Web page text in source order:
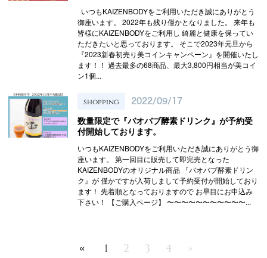
いつもKAIZENBODYをご利用いただき誠にありがとう
御座います。 2022年も残り僅かとなりました。 来年も
皆様にKAIZENBODYをご利用し 綺麗と健康を保ってい
ただきたいと思っております。 そこで2023年元旦から
『2023新春初売り美コインキャンペーン』を開催いたし
ます！！ 過去最多の68商品、最大3,800円相当が美コイ
ン1個...
shopping 2022/09/17
数量限定で『バオバブ酵素ドリンク』が予約受
付開始しております。
いつもKAIZENBODYをご利用いただき誠にありがとう御
座います。 第一回目に販売して即完売となった
KAIZENBODYのオリジナル商品 『バオバブ酵素ドリン
ク』が 僅かですが入荷しまして予約受付が開始しており
ます！ 先着順となっておりますので お早目にお申込み
下さい！ 【ご購入ページ】 〜〜〜〜〜〜〜〜〜〜〜...
« 1 2 3 4 »